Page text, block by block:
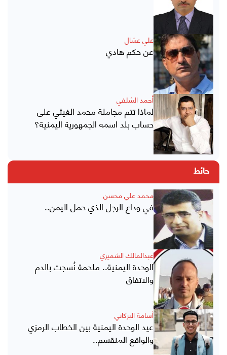
علي عشال
عن حكم هادي
أحمد الشلفي
لماذا تتم مجاملة محمد الغيثي على
حساب بلد اسمه الجمهورية اليمنية؟
حائط
محمد علي محسن
في وداع الرجل الذي حمل اليمن..
عبدالمالك الشميري
الوحدة اليمنية.. ملحمة نُسجت بالدم
والاتفاق
أسامة البركاني
عيد الوحدة اليمنية بين الخطاب الرمزي
والواقع المنقسم..